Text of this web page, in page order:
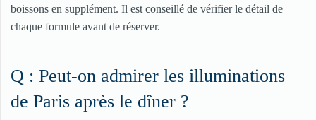
boissons en supplément. Il est conseillé de vérifier le détail de
chaque formule avant de réserver.
Q : Peut-on admirer les illuminations
de Paris après le dîner ?